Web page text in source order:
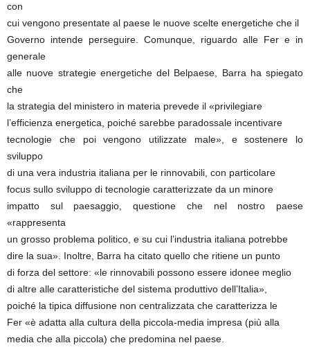
con
cui vengono presentate al paese le nuove scelte energetiche che il
Governo intende perseguire. Comunque, riguardo alle Fer e in
generale
alle nuove strategie energetiche del Belpaese, Barra ha spiegato
che
la strategia del ministero in materia prevede il «privilegiare
l’efficienza energetica, poiché sarebbe paradossale incentivare
tecnologie che poi vengono utilizzate male», e sostenere lo
sviluppo
di una vera industria italiana per le rinnovabili, con particolare
focus sullo sviluppo di tecnologie caratterizzate da un minore
impatto sul paesaggio, questione che nel nostro paese
«rappresenta
un grosso problema politico, e su cui l’industria italiana potrebbe
dire la sua». Inoltre, Barra ha citato quello che ritiene un punto
di forza del settore: «le rinnovabili possono essere idonee meglio
di altre alle caratteristiche del sistema produttivo dell’Italia»,
poiché la tipica diffusione non centralizzata che caratterizza le
Fer «è adatta alla cultura della piccola-media impresa (più alla
media che alla piccola) che predomina nel paese.